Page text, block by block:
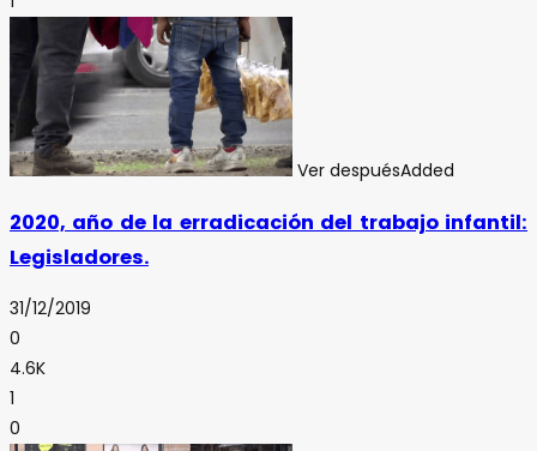
Ver despuésAdded
2020, año de la erradicación del trabajo infantil:
Legisladores.
31/12/2019
0
4.6K
1
0